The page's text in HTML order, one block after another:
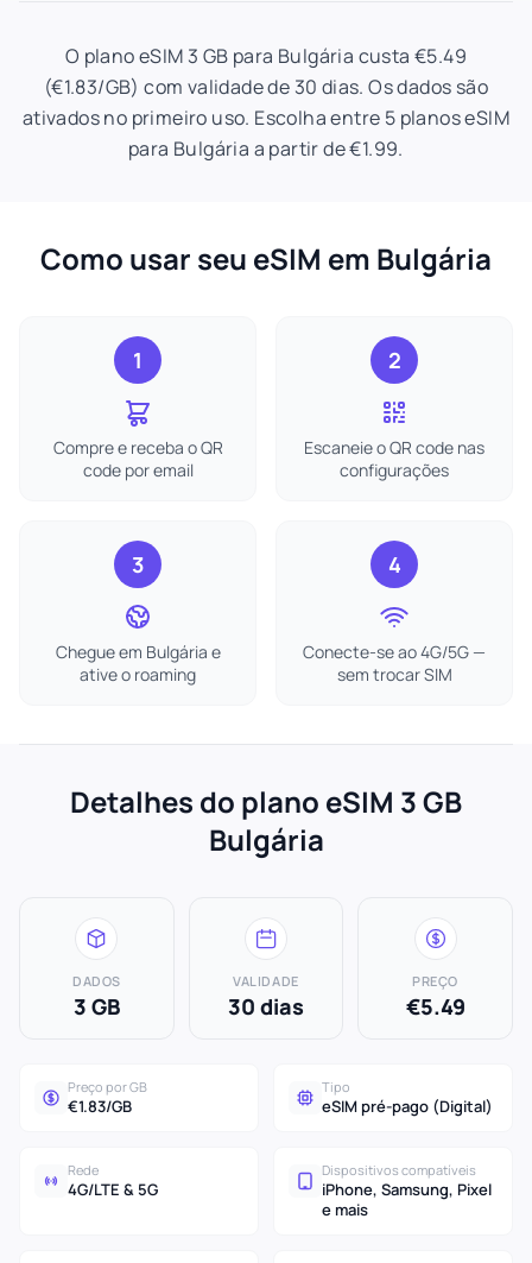
O plano eSIM 3 GB para Bulgária custa €5.49
(€1.83/GB) com validade de 30 dias. Os dados são
ativados no primeiro uso. Escolha entre 5 planos eSIM
para Bulgária a partir de €1.99.
Como usar seu eSIM em Bulgária
1
Compre e receba o QR
code por email
2
Escaneie o QR code nas
configurações
3
Chegue em Bulgária e
ative o roaming
4
Conecte-se ao 4G/5G —
sem trocar SIM
Detalhes do plano eSIM 3 GB
Bulgária
DADOS
3 GB
VALIDADE
30 dias
PREÇO
€5.49
Preço por GB
€1.83/GB
Tipo
eSIM pré-pago (Digital)
Rede
4G/LTE & 5G
Dispositivos compatíveis
iPhone, Samsung, Pixel
e mais